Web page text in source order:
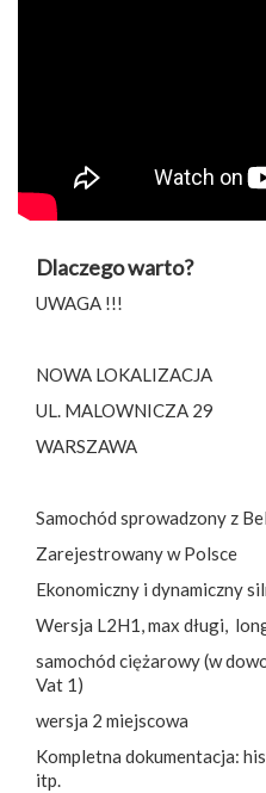
Dlaczego warto?
UWAGA !!!
NOWA LOKALIZACJA
UL. MALOWNICZA 29
WARSZAWA
Samochód sprowadzony z
Zarejestrowany w Polsce
Ekonomiczny i dynamiczny
Wersja L2H1, max długi,
samochód ciężarowy (w
Vat 1)
wersja 2 miejscowa
Kompletna dokumentacja:
itp.